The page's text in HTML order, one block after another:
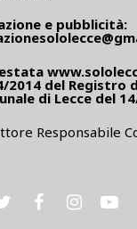
e pubblicità:
2014 del Registro
di Lecce del
Responsabile